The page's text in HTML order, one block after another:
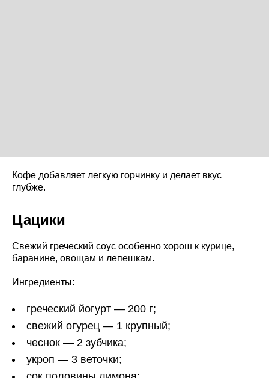
Кофе добавляет легкую горчинку и делает вкус
глубже.
Цацики
Свежий греческий соус особенно хорош к курице,
баранине, овощам и лепешкам.
Ингредиенты:
греческий йогурт — 200 г;
свежий огурец — 1 крупный;
чеснок — 2 зубчика;
укроп — 3 веточки;